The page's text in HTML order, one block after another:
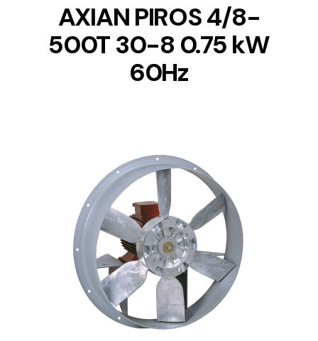
AXIAN PIROS 4/8-
500T 30-8 0.75 kW
60Hz
DETAILS